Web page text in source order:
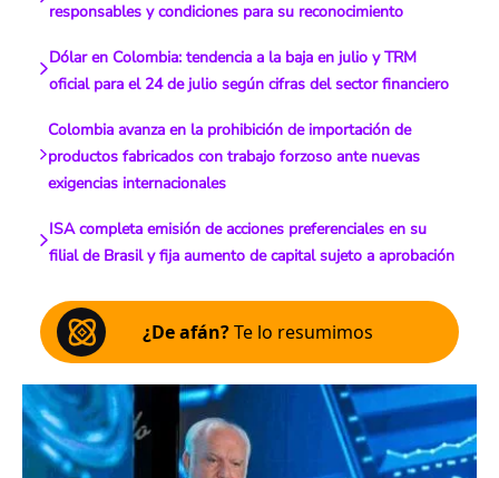
responsables y condiciones para su reconocimiento
Dólar en Colombia: tendencia a la baja en julio y TRM
oficial para el 24 de julio según cifras del sector financiero
Colombia avanza en la prohibición de importación de
productos fabricados con trabajo forzoso ante nuevas
exigencias internacionales
ISA completa emisión de acciones preferenciales en su
filial de Brasil y fija aumento de capital sujeto a aprobación
¿De afán?Te lo resumimos